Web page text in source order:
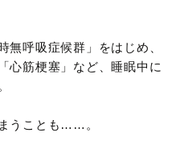
無呼吸症候群」をはじめ、
心筋梗塞」など、睡眠中に
うことも……。